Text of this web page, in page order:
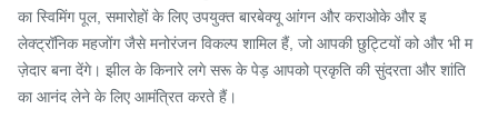
का स्विमिंग पूल, समारोहों के लिए उपयुक्त बारबेक्यू आंगन और कराओके और इ
लेक्ट्रॉनिक महजोंग जैसे मनोरंजन विकल्प शामिल हैं, जो आपकी छुट्टियों को और भी म
ज़ेदार बना देंगे। झील के किनारे लगे सरू के पेड़ आपको प्रकृति की सुंदरता और शांति
का आनंद लेने के लिए आमंत्रित करते हैं।